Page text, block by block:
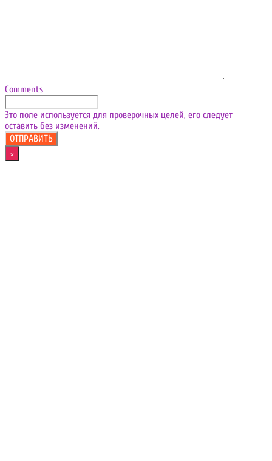
Comments
Это поле используется для проверочных целей, его следует
оставить без изменений.
×